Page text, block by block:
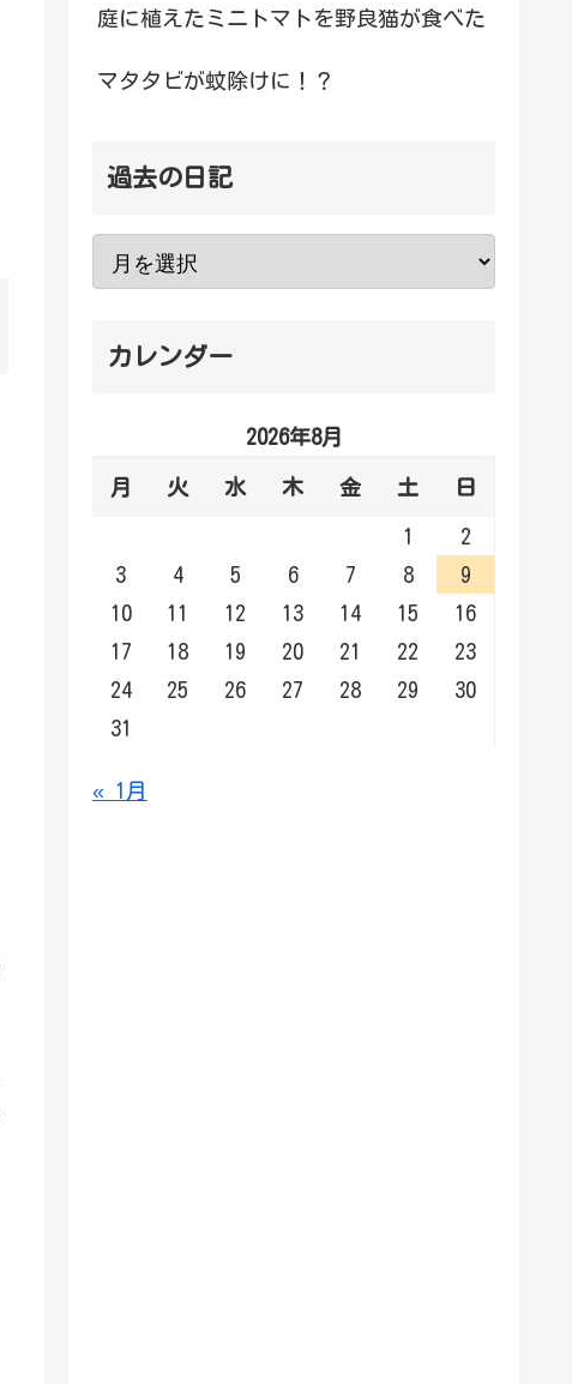
庭に植えたミニトマトを野良猫が食べた
マタタビが蚊除けに！？
過去の日記
カレンダー
2026年8月
月 火 水 木 金 土 日
1
2
3
4 5 6 7 8
9
10
11 12 13 14 15
16
17
18 19 20 21 22
23
24
25 26 27 28 29
30
31
« 1月